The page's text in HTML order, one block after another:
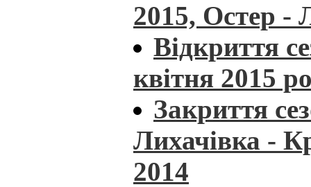
2015, Остер -
Відкриття
квітня 2015
Закриття
Лихачівка -
2014